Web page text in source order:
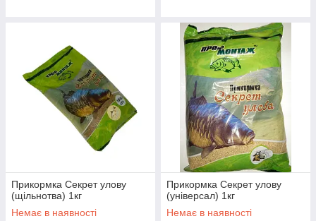
Прикормка Секрет улову
(щільнотва) 1кг
Немає в наявності
Прикормка Секрет улову
(універсал) 1кг
Немає в наявності